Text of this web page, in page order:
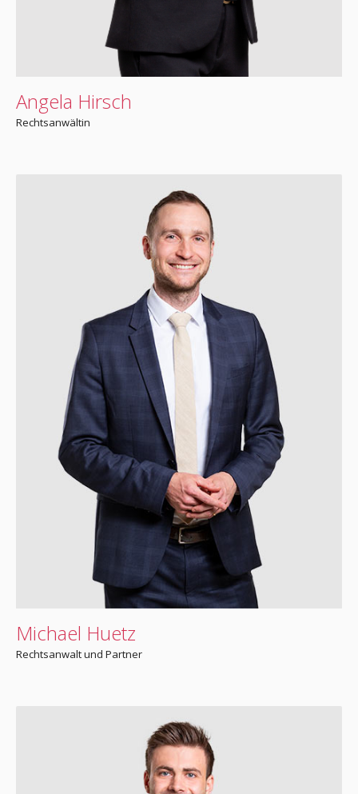
Angela Hirsch
Rechtsanwältin
Michael Huetz
Rechtsanwalt und Partner